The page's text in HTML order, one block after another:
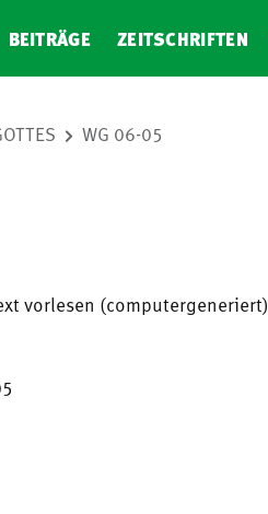
BEITRÄGE ZEITSCHRIFTEN
WG 06-05
vorlesen (computergeneriert)